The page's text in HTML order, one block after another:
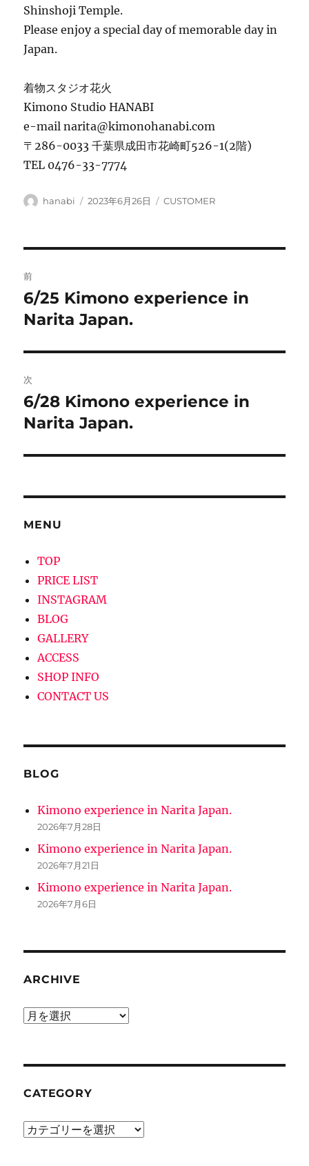
Shinshoji Temple.
Please enjoy a special day of memorable day in
Japan.
着物スタジオ花火
Kimono Studio HANABI
e-mail narita@kimonohanabi.com
〒286-0033 千葉県成田市花崎町526-1(2階)
TEL 0476-33-7774
投
hanabi
投
2023年6月26日
カ
CUSTOMER
稿
ナ
ビ
ゲ
ー
ン
前
前
の
稿:
6/25 Kimono experience in
Narita Japan.
次
次
の
稿:
6/28 Kimono experience in
Narita Japan.
MENU
TOP
PRICE LIST
INSTAGRAM
BLOG
GALLERY
ACCESS
SHOP INFO
CONTACT US
BLOG
Kimono experience in Narita Japan.
2026年7月28日
Kimono experience in Narita Japan.
2026年7月21日
Kimono experience in Narita Japan.
2026年7月6日
ARCHIVE
ARCHIVE
CATEGORY
CATEGORY